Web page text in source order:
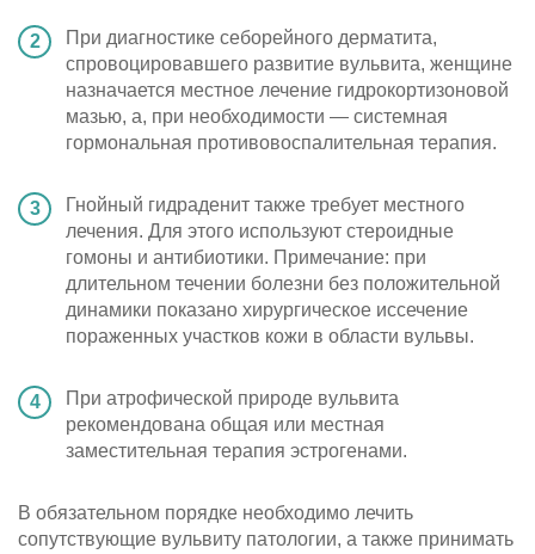
При диагностике себорейного дерматита,
спровоцировавшего развитие вульвита, женщине
назначается местное лечение гидрокортизоновой
мазью, а, при необходимости — системная
гормональная противовоспалительная терапия.
Гнойный гидраденит также требует местного
лечения. Для этого используют стероидные
гомоны и антибиотики. Примечание: при
длительном течении болезни без положительной
динамики показано хирургическое иссечение
пораженных участков кожи в области вульвы.
При атрофической природе вульвита
рекомендована общая или местная
заместительная терапия эстрогенами.
В обязательном порядке необходимо лечить
сопутствующие вульвиту патологии, а также принимать